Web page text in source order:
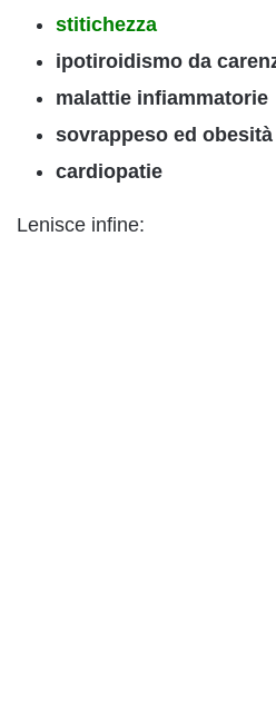
stitichezza
ipotiroidismo da
malattie infiammatorie
sovrappeso ed obesità
cardiopatie
Lenisce infine: